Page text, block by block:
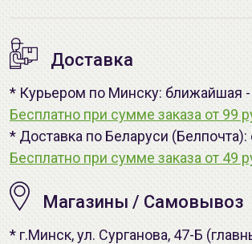
Доставка
* Курьером по Минску: ближайшая -
Бесплатно при сумме заказа от 99
* Доставка по Беларуси
Бесплатно при сумме заказа от 49
Магазины / Самовывоз
* г.Минск, ул. Сурганова, 47-Б